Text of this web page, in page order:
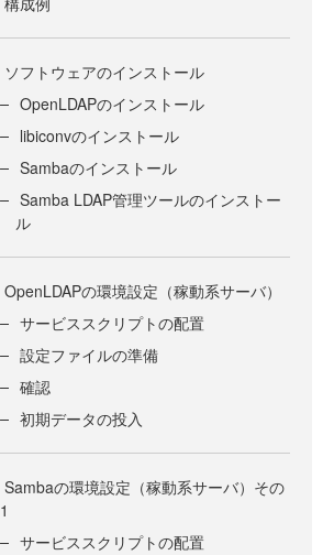
ソフトウェアのインストール
OpenLDAPのインストール
libiconvのインストール
Sambaのインストール
Samba LDAP管理ツールのインストー
ル
OpenLDAPの環境設定（稼動系サーバ）
サービススクリプトの配置
設定ファイルの準備
確認
初期データの投入
Sambaの環境設定（稼動系サーバ）その
1
サービススクリプトの配置